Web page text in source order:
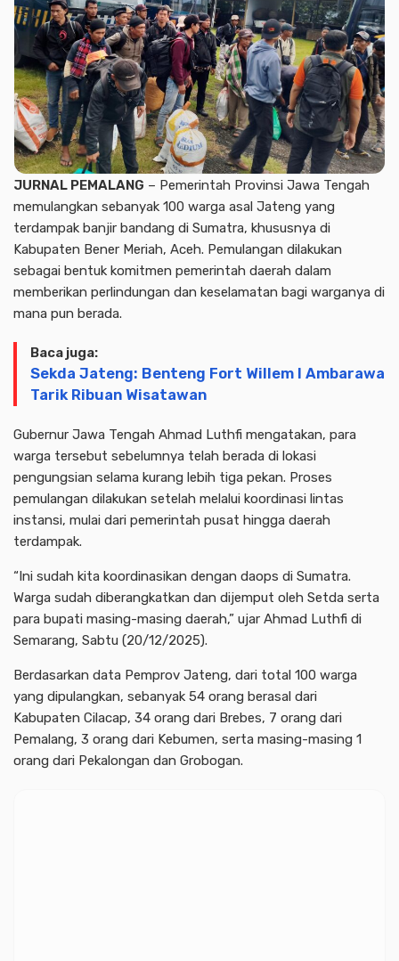
JURNAL PEMALANG – Pemerintah Provinsi Jawa Tengah
memulangkan sebanyak 100 warga asal Jateng yang
terdampak banjir bandang di Sumatra, khususnya di
Kabupaten Bener Meriah, Aceh. Pemulangan dilakukan
sebagai bentuk komitmen pemerintah daerah dalam
memberikan perlindungan dan keselamatan bagi warganya di
mana pun berada.
Baca juga:
Sekda Jateng: Benteng Fort Willem I Ambarawa
Tarik Ribuan Wisatawan
Gubernur Jawa Tengah Ahmad Luthfi mengatakan, para
warga tersebut sebelumnya telah berada di lokasi
pengungsian selama kurang lebih tiga pekan. Proses
pemulangan dilakukan setelah melalui koordinasi lintas
instansi, mulai dari pemerintah pusat hingga daerah
terdampak.
“Ini sudah kita koordinasikan dengan daops di Sumatra.
Warga sudah diberangkatkan dan dijemput oleh Setda serta
para bupati masing-masing daerah,” ujar Ahmad Luthfi di
Semarang, Sabtu (20/12/2025).
Berdasarkan data Pemprov Jateng, dari total 100 warga
yang dipulangkan, sebanyak 54 orang berasal dari
Kabupaten Cilacap, 34 orang dari Brebes, 7 orang dari
Pemalang, 3 orang dari Kebumen, serta masing-masing 1
orang dari Pekalongan dan Grobogan.